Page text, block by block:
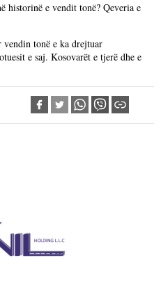
historinë e vendit tonë? Qeveria e
vendin tonë e ka drejtuar
e saj. Kosovarët e tjerë dhe e